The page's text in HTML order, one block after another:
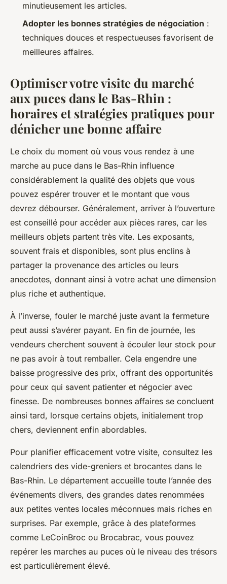
minutieusement les articles.
Adopter les bonnes stratégies de négociation :
techniques douces et respectueuses favorisent de
meilleures affaires.
Optimiser votre visite du marché
aux puces dans le Bas-Rhin :
horaires et stratégies pratiques pour
dénicher une bonne affaire
Le choix du moment où vous vous rendez à une
marche au puce dans le Bas-Rhin influence
considérablement la qualité des objets que vous
pouvez espérer trouver et le montant que vous
devrez débourser. Généralement, arriver à l’ouverture
est conseillé pour accéder aux pièces rares, car les
meilleurs objets partent très vite. Les exposants,
souvent frais et disponibles, sont plus enclins à
partager la provenance des articles ou leurs
anecdotes, donnant ainsi à votre achat une dimension
plus riche et authentique.
À l’inverse, fouler le marché juste avant la fermeture
peut aussi s’avérer payant. En fin de journée, les
vendeurs cherchent souvent à écouler leur stock pour
ne pas avoir à tout remballer. Cela engendre une
baisse progressive des prix, offrant des opportunités
pour ceux qui savent patienter et négocier avec
finesse. De nombreuses bonnes affaires se concluent
ainsi tard, lorsque certains objets, initialement trop
chers, deviennent enfin abordables.
Pour planifier efficacement votre visite, consultez les
calendriers des vide-greniers et brocantes dans le
Bas-Rhin. Le département accueille toute l’année des
événements divers, des grandes dates renommées
aux petites ventes locales méconnues mais riches en
surprises. Par exemple, grâce à des plateformes
comme LeCoinBroc ou Brocabrac, vous pouvez
repérer les marches au puces où le niveau des trésors
est particulièrement élevé.